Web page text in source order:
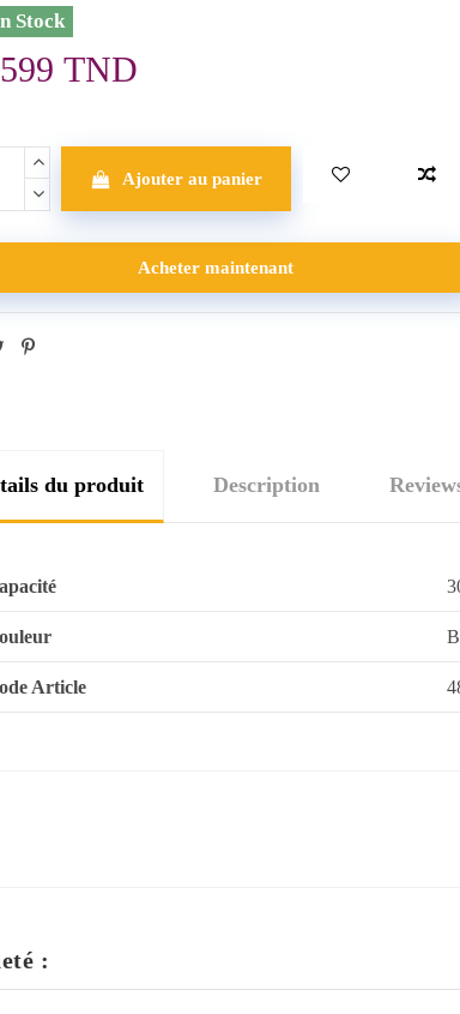
Stock
TND
Ajouter au panier
Acheter maintenant
du produit Description
Article
: